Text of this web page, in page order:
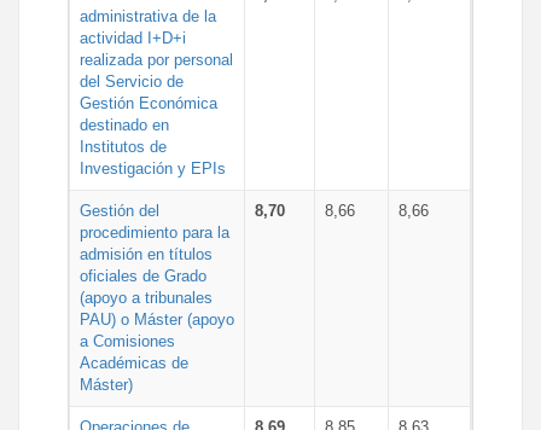
administrativa de la
actividad I+D+i
realizada por personal
del Servicio de
Gestión Económica
destinado en
Institutos de
Investigación y EPIs
Gestión del
procedimiento para la
admisión en títulos
oficiales de Grado
(apoyo a tribunales
PAU) o Máster (apoyo
a Comisiones
Académicas de
Máster)
8,70 8,66 8,66
Operaciones de
8,69 8,85 8,63